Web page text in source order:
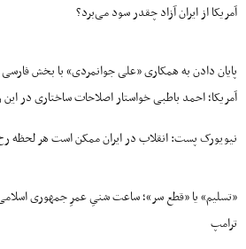
آمریکا از ایران آزاد چقدر سود می‌برد؟
پایان دادن به همکاری «علی جوانمردی» با بخش
آمریکا؛ احمد باطبی خواستار اصلاحات ساختاری در
نیویورک پست: انقلاب در ایران ممکن است هر لحظه
«تسلیم» یا «قطع سر»؛ ساعت شنیِ عمرِ جمهوری
ترامپ